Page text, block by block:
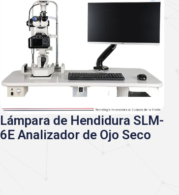
Lámpara de Hendidura SLM-
6E Analizador de Ojo Seco